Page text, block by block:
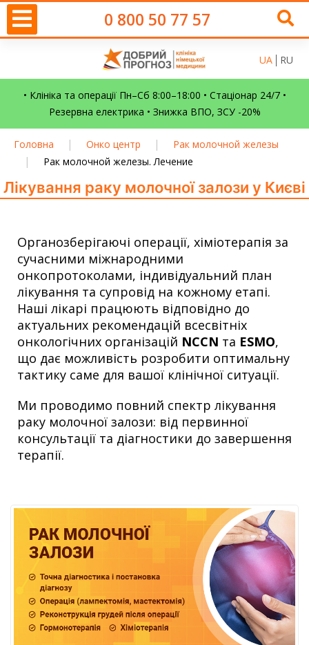
0 800 50 77 57
UA RU
• Клініка та операції Пн–Сб 8:00–18:00 • Стаціонар 24/7 •
Резервна електрика • Знижка ВПО, ЗСУ -20%
Головна | Онко центр | Рак молочной железы
| Рак молочной железы. Лечение
Лікування раку молочної залози у Києві
Органозберігаючі операції, хіміотерапія за
сучасними міжнародними
онкопротоколами, індивідуальний план
лікування та супровід на кожному етапі.
Наші лікарі працюють відповідно до
актуальних рекомендацій всесвітніх
онкологічних організацій NCCN та ESMO,
що дає можливість розробити оптимальну
тактику саме для вашої клінічної ситуації.
Ми проводимо повний спектр лікування
раку молочної залози: від первинної
консультації та діагностики до завершення
терапії.